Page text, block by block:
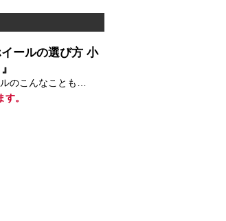
イールの選び方 小
のこんなことも…
。